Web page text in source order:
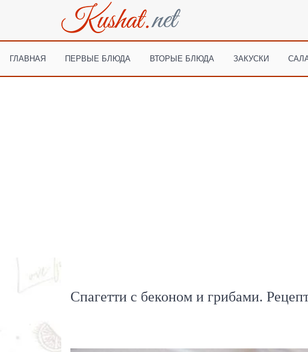
ГЛАВНАЯ ПЕРВЫЕ БЛЮДА ВТОРЫЕ БЛЮДА ЗАКУСКИ
Спагетти с беконом и грибами.